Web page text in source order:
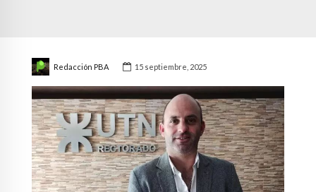
Redacción PBA 15 septiembre, 2025